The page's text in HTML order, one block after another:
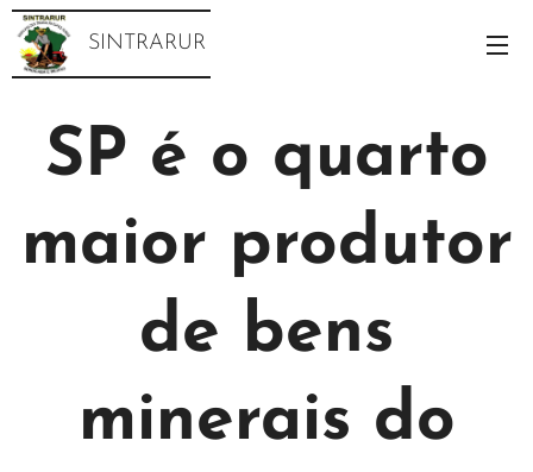
SINTRARUR
SP é o quarto
maior produtor
de bens
minerais do